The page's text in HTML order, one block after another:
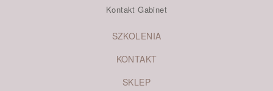
Kontakt Gabinet
SZKOLENIA
KONTAKT
SKLEP